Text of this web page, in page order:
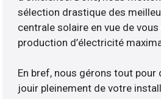
sélection drastique des
centrale solaire en vue de
production d’électricité
En bref, nous gérons tout pour
jouir pleinement de votre